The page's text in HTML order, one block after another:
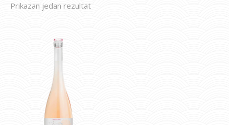
Prikazan jedan rezultat